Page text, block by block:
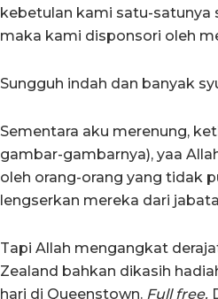
kebetulan kami satu-satunya
maka kami disponsori oleh
Sungguh indah dan banyak
Sementara aku merenung,
gambar-gambarnya), yaa
oleh orang-orang yang tidak
lengserkan mereka dari
Tapi Allah mengangkat
Zealand bahkan dikasih
hari di Queenstown. Full free.